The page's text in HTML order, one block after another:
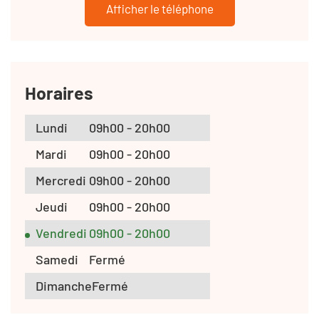
Afficher le téléphone
Horaires
Lundi
09h00 - 20h00
Mardi
09h00 - 20h00
Mercredi 09h00 - 20h00
Jeudi
09h00 - 20h00
Vendredi 09h00 - 20h00
Samedi
Fermé
DimancheFermé